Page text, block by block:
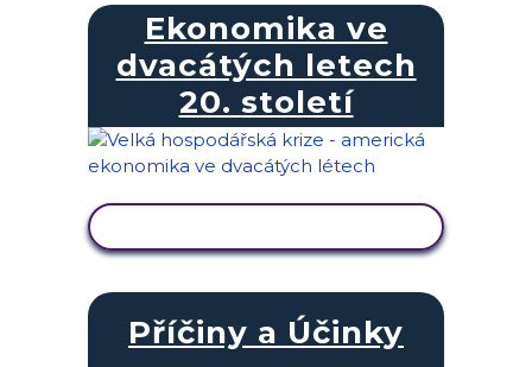
Ekonomika ve
dvacátých letech
20. století
Příčiny a Účinky